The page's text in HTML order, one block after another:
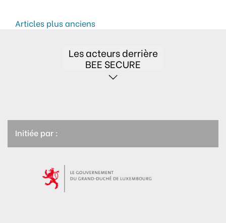
Navigation des articles
Articles plus anciens
Les acteurs derrière
BEE SECURE
Initiée par :